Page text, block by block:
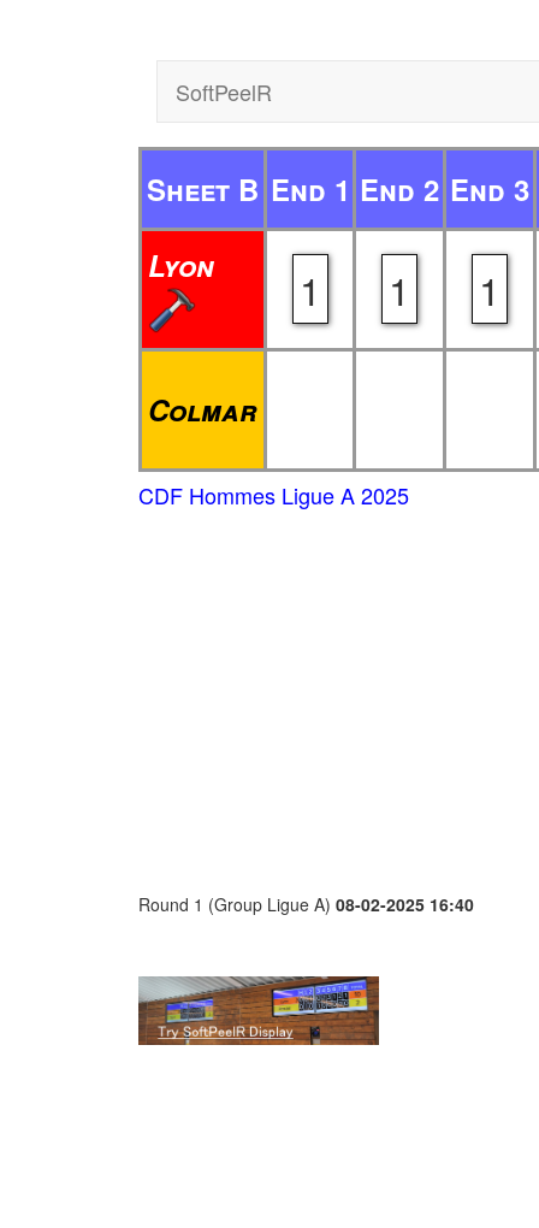
SoftPeelR
Sheet B End 1 End 2 End 3
Lyon
1 1 1
Colmar
CDF Hommes Ligue A 2025
Round 1 (Group Ligue A) 08-02-2025 16:40